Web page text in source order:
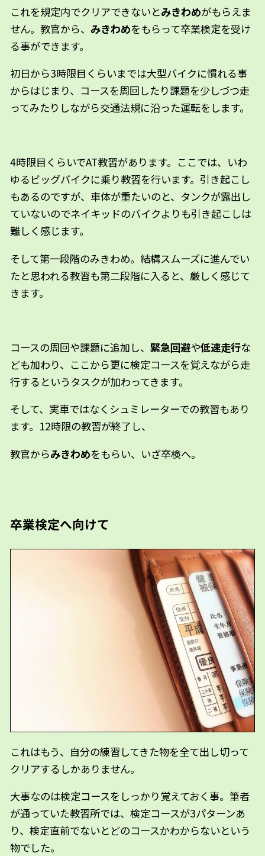
これを規定内でクリアできないとみきわめがもらえま
せん。教官から、 みきわめをもらって卒業検定を受け
る事ができます。
初日から3時限目くらいまでは大型バイクに慣れる事
からはじまり、コースを周回したり課題を少しづつ走
ってみたりしながら交通法規に沿った運転をします。
4時限目くらいでAT教習があります。ここでは、いわ
ゆるビッグバイクに乗り教習を行います。引き起こし
もあるのですが、車体が重たいのと、タンクが露出し
ていないのでネイキッドのバイクよりも引き起こしは
難しく感じます。
そして第一段階のみきわめ。結構スムーズに進んでい
たと思われる教習も第二段階に入ると、厳しく感じて
きます。
コースの周回や課題に追加し、緊急回避や低速走行な
ども加わり、ここから更に検定コースを覚えながら走
行するというタスクが加わってきます。
そして、実車ではなくシュミレーターでの教習もあり
ます。12時限の教習が終了し、
教官からみきわめをもらい、いざ卒検へ。
卒業検定へ向けて
これはもう、自分の練習してきた物を全て出し切って
クリアするしかありません。
大事なのは検定コースをしっかり覚えておく事。筆者
が通っていた教習所では、検定コースが3パターンあ
り、検定直前でないとどのコースかわからないという
物でした。